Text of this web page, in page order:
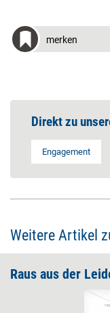
merken
Direkt zu
Engagement
Weitere Artikel
Raus aus der